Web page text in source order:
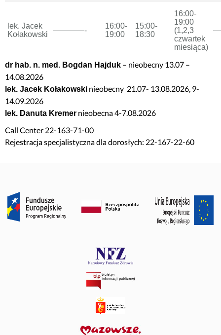
lek. Jacek
Kołakowski
————-
16:00-
19:00
15:00-
18:30
16:00-
19:00
(1,2,3
czwartek
miesiąca)
dr hab. n. med. Bogdan Hajduk – nieobecny 13.07 –
14.08.2026
lek. Jacek Kołakowski nieobecny 21.07- 13.08.2026, 9-
14.09.2026
lek. Danuta Kremer nieobecna 4-7.08.2026
Call Center 22-163-71-00
Rejestracja specjalistyczna dla dorosłych: 22-167-22-60